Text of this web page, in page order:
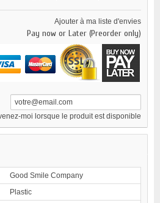
Ajouter à ma liste d'envies
Pay now or Later (Preorder only)
moi lorsque le produit est disponible
Good Smile Company
Plastic